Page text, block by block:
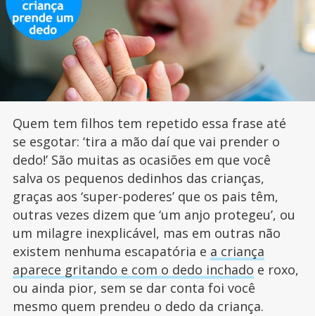
Quem tem filhos tem repetido essa frase até
se esgotar: ‘tira a mão daí que vai prender o
dedo!’ São muitas as ocasiões em que você
salva os pequenos dedinhos das crianças,
graças aos ‘super-poderes’ que os pais têm,
outras vezes dizem que ‘um anjo protegeu’, ou
um milagre inexplicável, mas em outras não
existem nenhuma escapatória e a criança
aparece gritando e com o dedo inchado e roxo,
ou ainda pior, sem se dar conta foi você
mesmo quem prendeu o dedo da criança.